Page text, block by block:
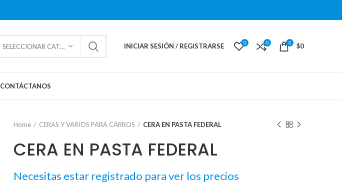
SELECCIONAR CATEGORÍAS INICIAR SESIÓN / REGISTRARSE 0 0 0 $0
CONTÁCTANOS
Home CERAS Y VARIOS PARA CARROS CERA EN PASTA FEDERAL
CERA EN PASTA FEDERAL
Necesitas estar registrado para ver los precios